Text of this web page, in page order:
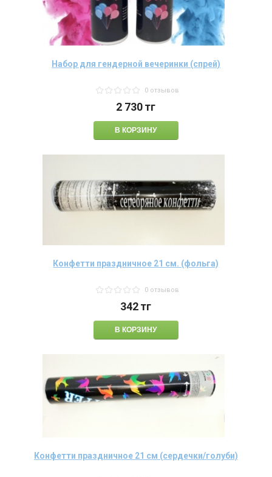
Набор для гендерной вечеринки (спрей)
0 отзывов
2 730тг
Конфетти праздничное 21 см. (фольга)
0 отзывов
342тг
Конфетти праздничное 21 см (сердечки/голуби)